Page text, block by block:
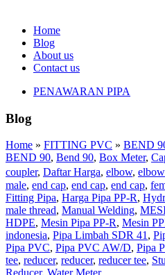
Home
Blog
About us
Contact us
PENAWARAN PIPA
Blog
Home » FITTING PVC » BEND
BEND 90, Bend 90, Box Meter,
coupler, Daftar Harga, elbow,
male, end cap, end cap, end cap,
Fitting Pipa, Harga Pipa PP-R,
male thread, Manual Welding,
HDPE, Mesin Pipa PP-R, Mesin
indonesia, Pipa Limbah SDR 41,
Pipa PVC, Pipa PVC AW/D, Pipa
tee, reducer, reducer, reducer tee,